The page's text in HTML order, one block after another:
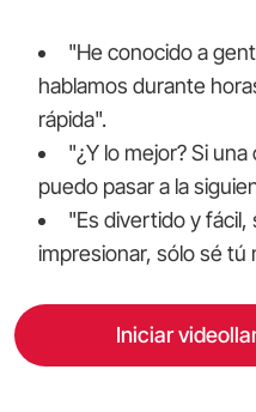
"He conocido a
hablamos durante
rápida".
"¿Y lo mejor? Si
puedo pasar a la
"Es divertido y fácil,
impresionar, sólo sé tú
Iniciar